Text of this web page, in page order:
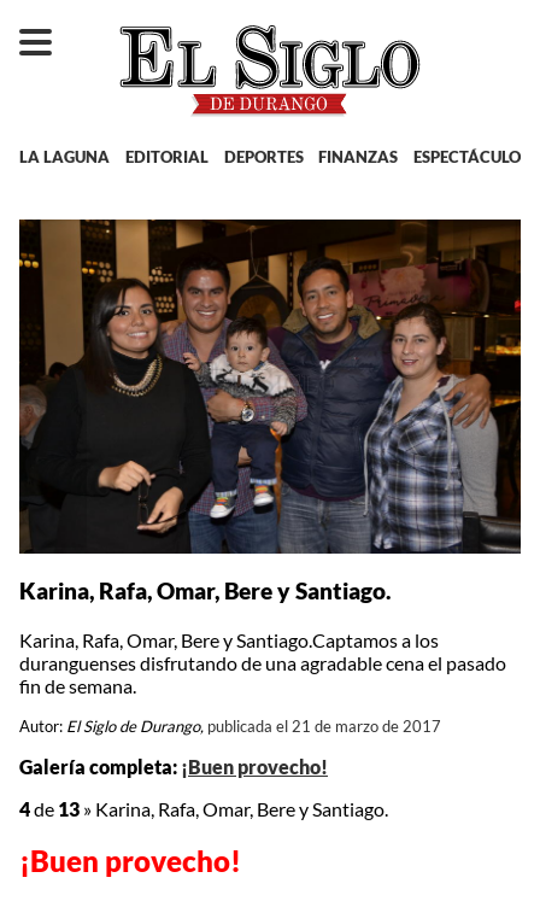
LA LAGUNA EDITORIAL DEPORTES FINANZAS ESPECTÁCULOS
Karina, Rafa, Omar, Bere y Santiago.
Karina, Rafa, Omar, Bere y Santiago.Captamos a los
duranguenses disfrutando de una agradable cena el pasado
fin de semana.
Autor: El Siglo de Durango, publicada el 21 de marzo de 2017
Galería completa: ¡Buen provecho!
4de 13 » Karina, Rafa, Omar, Bere y Santiago.
¡Buen provecho!